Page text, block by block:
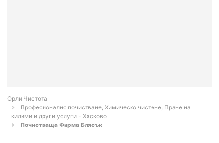
Орли Чистота
Професионално почистване, Химическо чистене, Пране на
килими и други услуги - Хасково
Почистваща Фирма Блясък